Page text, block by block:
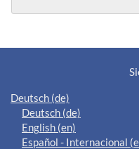
Ergänzungsblöcke
Deutsch ‎(de)‎
Deutsch ‎(de)‎
English ‎(en)‎
Español - Internacional